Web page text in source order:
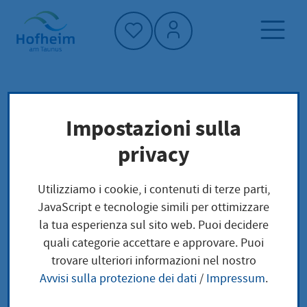
Home"
Pagina iniziale
Trova servizi
Preoccupazioni locali
Naturschutz: Eingriffsgenehmigung,
Naturschutz:
Eingriffsgenehmigung
Impostazioni sulla
privacy
Utilizziamo i cookie, i contenuti di terze parti,
JavaScript e tecnologie simili per ottimizzare
la tua esperienza sul sito web. Puoi decidere
quali categorie accettare e approvare. Puoi
trovare ulteriori informazioni nel nostro
Avvisi sulla protezione dei dati/ Impressum.